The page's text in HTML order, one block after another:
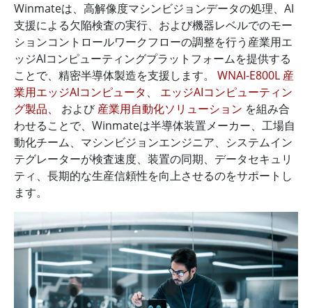
Winmateは、高解像度マシンビジョンデータの処理、AI
支援による欠陥検査の実行、および機器レベルでのモー
ションコントロールワークフローの調整を行う産業用エ
ッジAIコンピューティングプラットフォームを提供する
ことで、精密半導体製造を支援します。 WNAI-E800L 産
業用エッジAIコンピュータ、 エッジAIコンピューティン
グ製品、 および産業用自動化ソリューション を組み合
わせることで、Winmateは半導体装置メーカー、工場自
動化チーム、マシンビジョンエンジニア、システムイン
テグレーターが検査速度、装置の同期、データセキュリ
ティ、長期的な生産信頼性を向上させるのをサポートし
ます。